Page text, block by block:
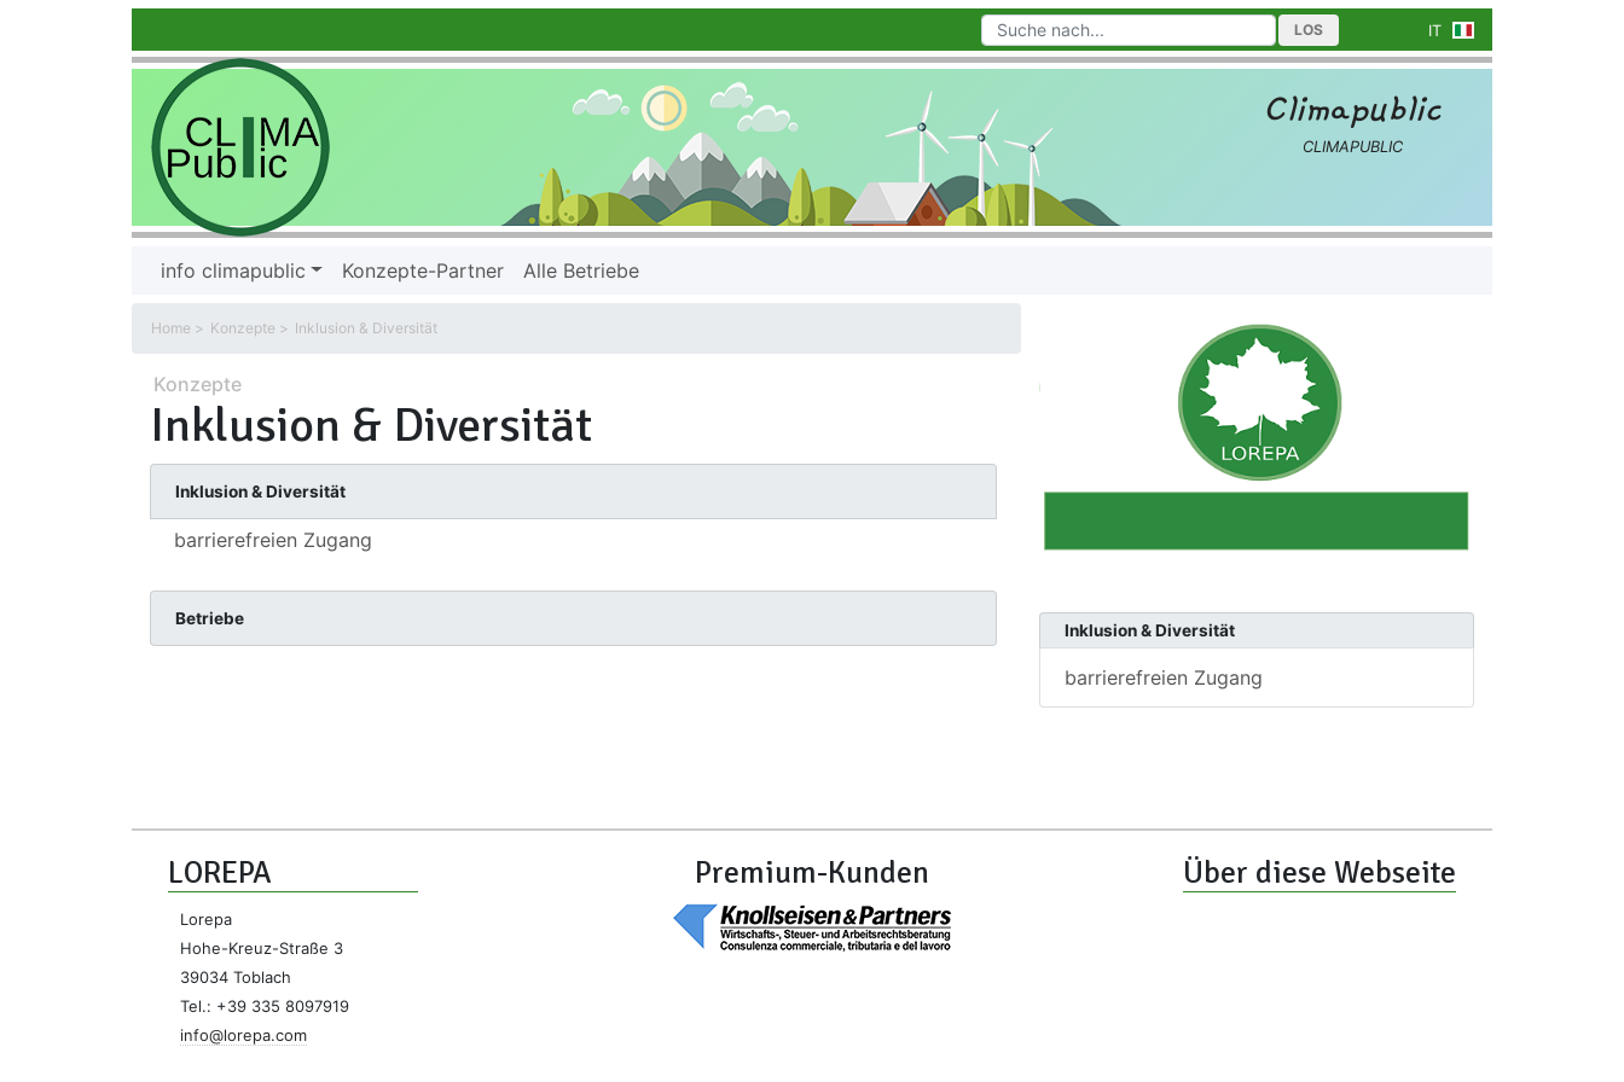
LOS IT
Climapublic
CLIMAPUBLIC
info climapublic Konzepte-Partner Alle Betriebe
Home Konzepte Inklusion & Diversität
Konzepte
Inklusion & Diversität
Inklusion & Diversität
barrierefreien Zugang
Betriebe
Inklusion & Diversität
barrierefreien Zugang
LOREPA
Lorepa
Hohe-Kreuz-Straße 3
39034 Toblach
Tel.: +39 335 8097919
info@lorepa.com
Premium-Kunden Über diese Webseite